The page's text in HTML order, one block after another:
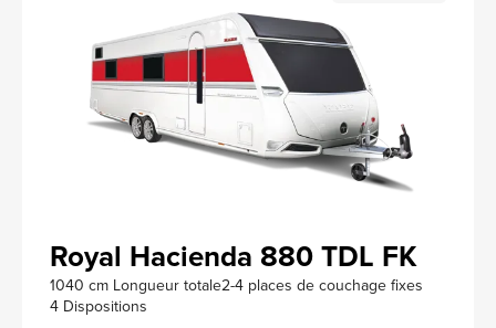
Royal Hacienda 880 TDL FK
1040 cm Longueur totale2-4 places de couchage fixes
4 Dispositions